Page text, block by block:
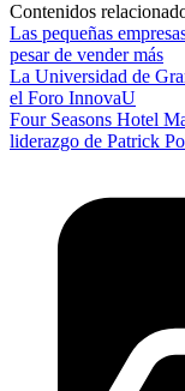
Contenidos
Las pequeñas
pesar de vender más
La Universidad de
el Foro InnovaU
Four Seasons Hotel
liderazgo de Patrick